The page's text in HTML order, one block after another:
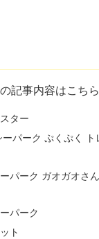
記事内容はこちら
ター
ーパーク ぷくぷく ト
パーク ガオガオさ
パーク
ト